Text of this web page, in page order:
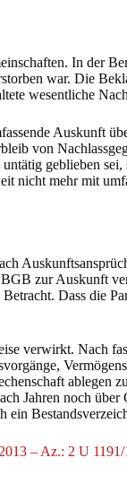
In der
war. Die
wesentliche
Auskunft
von
geblieben
nicht mehr mit
zur Auskunft
Dass die
verwirkt. Nach
ablegen
Jahren noch
– Az.: 2 U 1191/